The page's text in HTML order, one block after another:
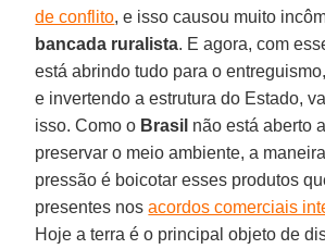
de conflito, e isso causou muito
bancada ruralista. E agora, com
está abrindo tudo para o
e invertendo a estrutura do Estado,
isso. Como o Brasil não está aberto
preservar o meio ambiente, a
pressão é boicotar esses produtos
presentes nosacordos comerciais
Hoje a terra é o principal objeto de